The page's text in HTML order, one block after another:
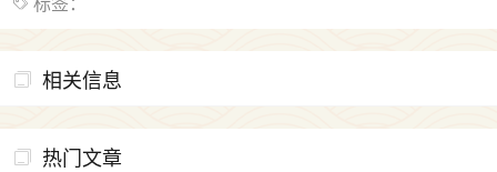
相关信息
热门文章